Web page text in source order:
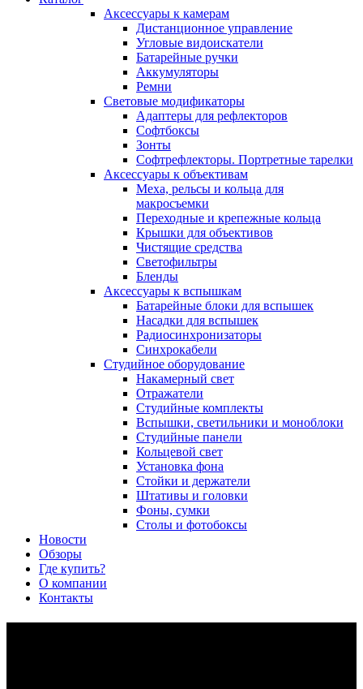
Аксессуары к камерам
Дистанционное управление
Угловые видоискатели
Батарейные ручки
Аккумуляторы
Ремни
Световые модификаторы
Адаптеры для рефлекторов
Софтбоксы
Зонты
Софтрефлекторы. Портретные тарелки
Аксессуары к объективам
Меха, рельсы и кольца для
макросъемки
Переходные и крепежные кольца
Крышки для объективов
Чистящие средства
Светофильтры
Бленды
Аксессуары к вспышкам
Батарейные блоки для вспышек
Насадки для вспышек
Радиосинхронизаторы
Синхрокабели
Студийное оборудование
Накамерный свет
Отражатели
Студийные комплекты
Вспышки, светильники и моноблоки
Студийные панели
Кольцевой свет
Установка фона
Стойки и держатели
Штативы и головки
Фоны, сумки
Столы и фотобоксы
Новости
Обзоры
Где купить?
О компании
Контакты